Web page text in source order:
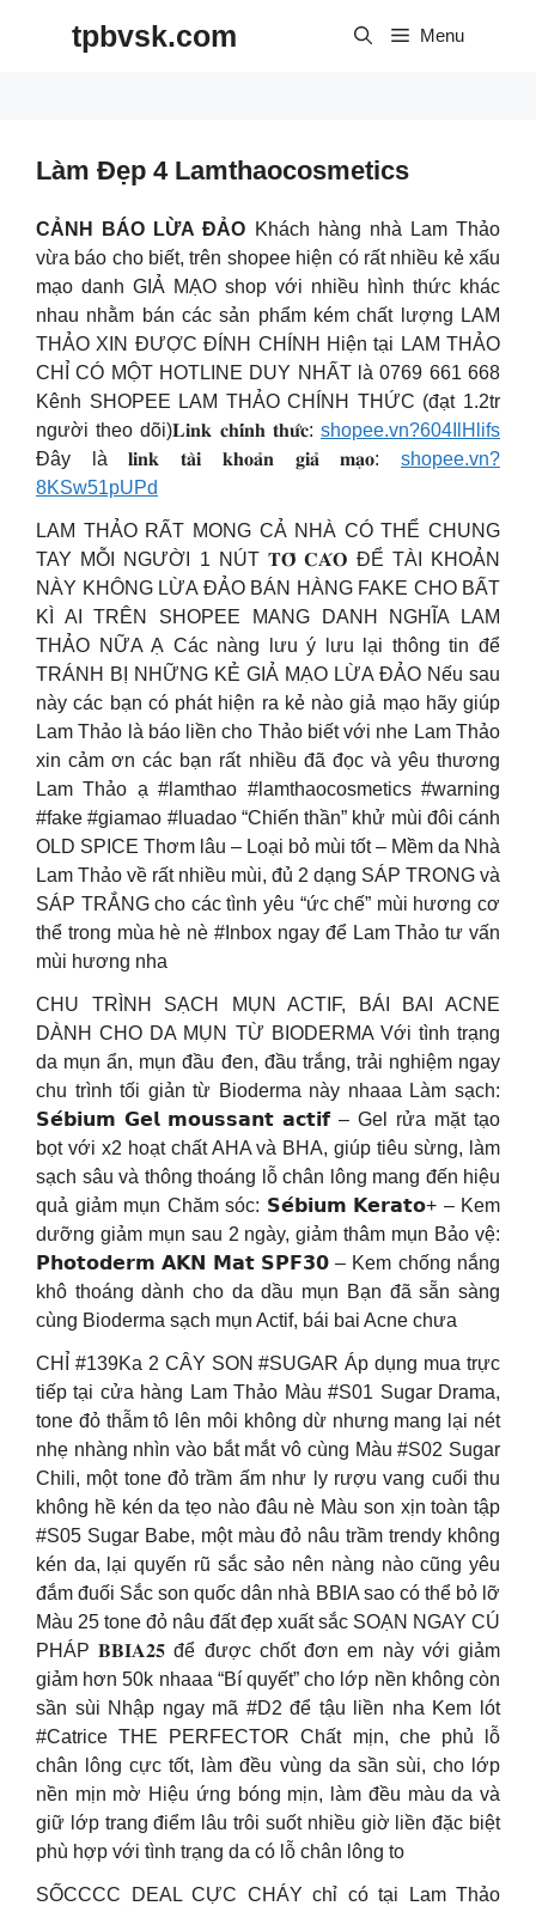
tpbvsk.com Menu
Làm Đẹp 4 Lamthaocosmetics
CẢNH BÁO LỪA ĐẢO Khách hàng nhà Lam Thảo
vừa báo cho biết, trên shopee hiện có rất nhiều kẻ xấu
mạo danh GIẢ MẠO shop với nhiều hình thức khác
nhau nhằm bán các sản phẩm kém chất lượng LAM
THẢO XIN ĐƯỢC ĐÍNH CHÍNH Hiện tại LAM THẢO
CHỈ CÓ MỘT HOTLINE DUY NHẤT là 0769 661 668
Kênh SHOPEE LAM THẢO CHÍNH THỨC (đạt 1.2tr
người theo dõi)𝐋𝐢𝐧𝐤 𝐜𝐡𝐢́𝐧𝐡 𝐭𝐡𝐮̛́𝐜: shopee.vn?604IlHlifs
Đây là 𝐥𝐢𝐧𝐤 𝐭𝐚̀𝐢 𝐤𝐡𝐨𝐚̉𝐧 𝐠𝐢𝐚̉ 𝐦𝐚̣𝐨: shopee.vn?
8KSw51pUPd
LAM THẢO RẤT MONG CẢ NHÀ CÓ THỂ CHUNG
TAY MỖI NGƯỜI 1 NÚT 𝐓𝐎̂́ 𝐂𝐀́𝐎 ĐỂ TÀI KHOẢN
NÀY KHÔNG LỪA ĐẢO BÁN HÀNG FAKE CHO BẤT
KÌ AI TRÊN SHOPEE MANG DANH NGHĨA LAM
THẢO NỮA Ạ Các nàng lưu ý lưu lại thông tin để
TRÁNH BỊ NHỮNG KẺ GIẢ MẠO LỪA ĐẢO Nếu sau
này các bạn có phát hiện ra kẻ nào giả mạo hãy giúp
Lam Thảo là báo liền cho Thảo biết với nhe Lam Thảo
xin cảm ơn các bạn rất nhiều đã đọc và yêu thương
Lam Thảo ạ #lamthao #lamthaocosmetics #warning
#fake #giamao #luadao “Chiến thần” khử mùi đôi cánh
OLD SPICE Thơm lâu – Loại bỏ mùi tốt – Mềm da Nhà
Lam Thảo về rất nhiều mùi, đủ 2 dạng SÁP TRONG và
SÁP TRẮNG cho các tình yêu “ức chế” mùi hương cơ
thể trong mùa hè nè #Inbox ngay để Lam Thảo tư vấn
mùi hương nha
CHU TRÌNH SẠCH MỤN ACTIF, BÁI BAI ACNE
DÀNH CHO DA MỤN TỪ BIODERMA Với tình trạng
da mụn ẩn, mụn đầu đen, đầu trắng, trải nghiệm ngay
chu trình tối giản từ Bioderma này nhaaa Làm sạch:
𝗦𝗲́𝗯𝗶𝘂𝗺 𝗚𝗲𝗹 𝗺𝗼𝘂𝘀𝘀𝗮𝗻𝘁 𝗮𝗰𝘁𝗶𝗳 – Gel rửa mặt tạo
bọt với x2 hoạt chất AHA và BHA, giúp tiêu sừng, làm
sạch sâu và thông thoáng lỗ chân lông mang đến hiệu
quả giảm mụn Chăm sóc: 𝗦𝗲́𝗯𝗶𝘂𝗺 𝗞𝗲𝗿𝗮𝘁𝗼+ – Kem
dưỡng giảm mụn sau 2 ngày, giảm thâm mụn Bảo vệ:
𝗣𝗵𝗼𝘁𝗼𝗱𝗲𝗿𝗺 𝗔𝗞𝗡 𝗠𝗮𝘁 𝗦𝗣𝗙𝟯𝟬 – Kem chống nắng
khô thoáng dành cho da dầu mụn Bạn đã sẵn sàng
cùng Bioderma sạch mụn Actif, bái bai Acne chưa
CHỈ #139Ka 2 CÂY SON #SUGAR Áp dụng mua trực
tiếp tại cửa hàng Lam Thảo Màu #S01 Sugar Drama,
tone đỏ thẫm tô lên môi không dừ nhưng mang lại nét
nhẹ nhàng nhìn vào bắt mắt vô cùng Màu #S02 Sugar
Chili, một tone đỏ trầm ấm như ly rượu vang cuối thu
không hề kén da tẹo nào đâu nè Màu son xịn toàn tập
#S05 Sugar Babe, một màu đỏ nâu trầm trendy không
kén da, lại quyến rũ sắc sảo nên nàng nào cũng yêu
đắm đuối Sắc son quốc dân nhà BBIA sao có thể bỏ lỡ
Màu 25 tone đỏ nâu đất đẹp xuất sắc SOẠN NGAY CÚ
PHÁP 𝐁𝐁𝐈𝐀𝟐𝟓 để được chốt đơn em này với giảm
giảm hơn 50k nhaaa “Bí quyết” cho lớp nền không còn
sần sùi Nhập ngay mã #D2 để tậu liền nha Kem lót
#Catrice THE PERFECTOR Chất mịn, che phủ lỗ
chân lông cực tốt, làm đều vùng da sần sùi, cho lớp
nền mịn mờ Hiệu ứng bóng mịn, làm đều màu da và
giữ lớp trang điểm lâu trôi suốt nhiều giờ liền đặc biệt
phù hợp với tình trạng da có lỗ chân lông to
SỐCCCC DEAL CỰC CHÁY chỉ có tại Lam Thảo